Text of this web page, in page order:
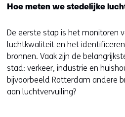
u
w
i
j
z
i
g
worden
of
geweigerd.
Hoe meten we stedelijke
De eerste stap is het monitoren
luchtkwaliteit en het
bronnen. Vaak zijn de
stad: verkeer, industrie en
bijvoorbeeld Rotterdam andere
aan luchtvervuiling?